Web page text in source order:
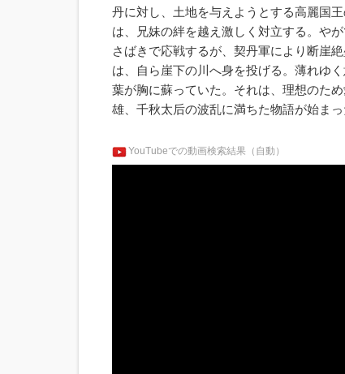
丹に対し、土地を与えようとする高麗国
は、兄妹の絆を越え激しく対立する。や
さばきで応戦するが、契丹軍により断崖
は、自ら崖下の川へ身を投げる。薄れゆ
葉が胸に蘇っていた。それは、理想のた
雄、千秋太后の波乱に満ちた物語が始ま
YouTubeでの動画検索結果（自動）